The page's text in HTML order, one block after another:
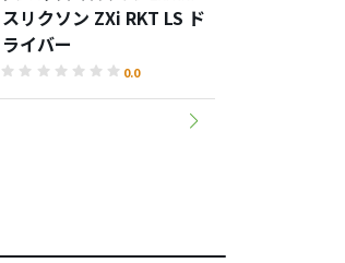
スリクソン ZXi RKT LS ド
ライバー
0.0